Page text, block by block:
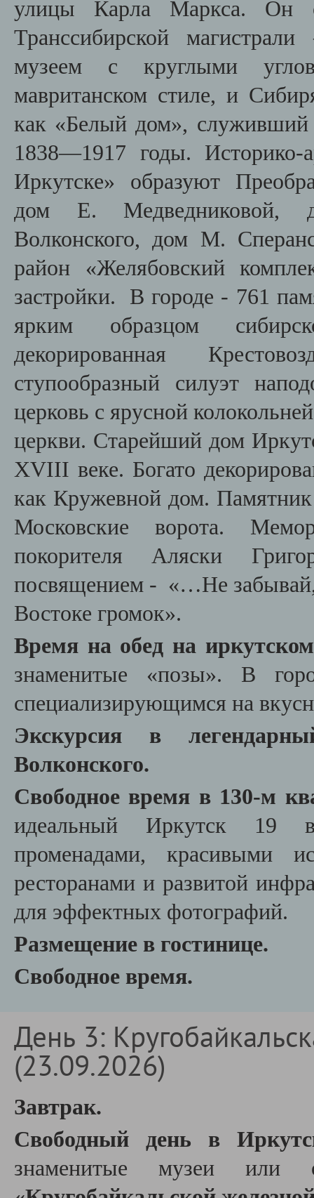
улицы Карла Маркса. Он
Транссибирской
музеем с круглыми
мавританском стиле, и
как «Белый дом», служивший
1838—1917 годы. Историко-
Иркутске» образуют
дом Е. Медведниковой,
Волконского, дом М.
район «Желябовский
застройки. В городе - 761
ярким образцом
декорированная
ступообразный силуэт
церковь с ярусной
церкви. Старейший дом
XVIII веке. Богато
как Кружевной дом.
Московские ворота.
покорителя Аляски
посвящением - «…Не забывай,
Востоке громок».
Время на обед на
знаменитые «позы». В
специализирующимся на
Экскурсия в
Волконского.
Свободное время в 130-м
идеальный Иркутск 19
променадами, красивыми
ресторанами и развитой
для эффектных фотографий.
Размещение в гостинице.
Свободное время.
День 3:
(23.09.2026)
Завтрак.
Свободный день в
знаменитые музеи или